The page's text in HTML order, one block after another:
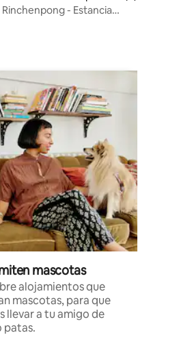
- Estancia
granja
mascotas
alojamientos que
mascotas, para que
llevar a tu amigo de
patas.